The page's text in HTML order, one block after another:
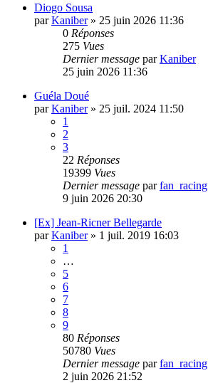
Diogo Sousa
parKaniber» 25 juin 2026 11:36
0 Réponses
275 Vues
Dernier message parKaniber
25 juin 2026 11:36
Guéla Doué
parKaniber» 25 juil. 2024 11:50
1
2
3
22 Réponses
19399 Vues
Dernier message parfan_racing
9 juin 2026 20:30
[Ex] Jean-Ricner Bellegarde
parKaniber» 1 juil. 2019 16:03
1
…
5
6
7
8
9
80 Réponses
50780 Vues
Dernier message parfan_racing
2 juin 2026 21:52